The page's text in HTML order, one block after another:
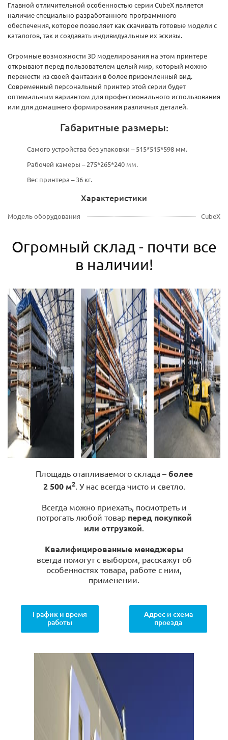
Главной отличительной особенностью серии CubeX является
наличие специально разработанного программного
обеспечения, которое позволяет как скачивать готовые модели с
каталогов, так и создавать индивидуальные их эскизы.
Огромные возможности 3D моделирования на этом принтере
открывают перед пользователем целый мир, который можно
перенести из своей фантазии в более приземленный вид.
Современный персональный принтер этой серии будет
оптимальным вариантом для профессионального использования
или для домашнего формирования различных деталей.
Габаритные размеры:
Самого устройства без упаковки – 515*515*598 мм.
Рабочей камеры – 275*265*240 мм.
Вес принтера – 36 кг.
Характеристики
Модель оборудования CubeX
Огромный склад - почти все
в наличии!
Площадь отапливаемого склада – более
2 500 м2. У нас всегда чисто и светло.
Всегда можно приехать, посмотреть и
потрогать любой товар перед покупкой
или отгрузкой.
Квалифицированные менеджеры
всегда помогут с выбором, расскажут об
особенностях товара, работе с ним,
применении.
График и время
работы
Адрес и схема
проезда